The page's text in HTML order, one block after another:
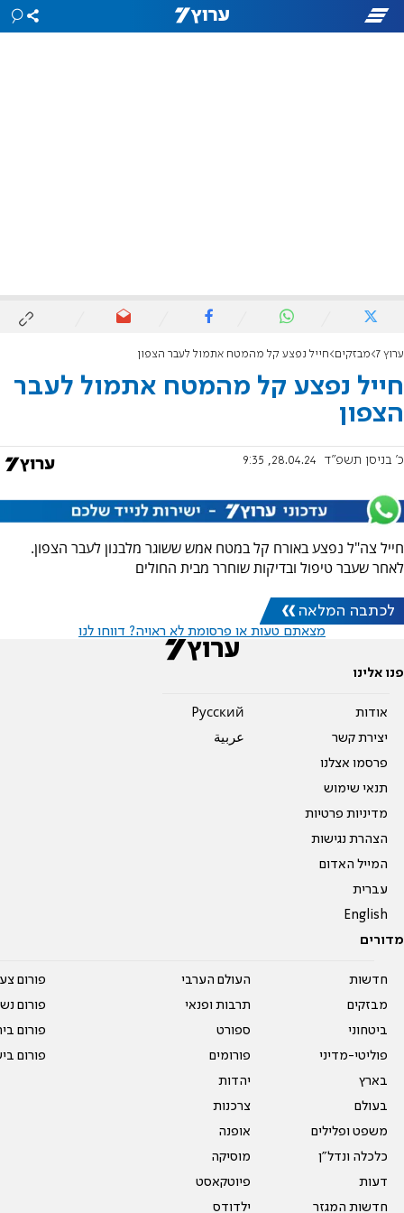
ערוץ 7 מבזקים חייל נפצע קל מהמטח אתמול לעבר הצפון
חייל נפצע קל מהמטח אתמול לעבר
הצפון
כ' בניסן תשפ"ד 28.04.24, 9:35
חייל צה"ל נפצע באורח קל במטח אמש ששוגר מלבנון לעבר הצפון.
לאחר שעבר טיפול ובדיקות שוחרר מבית החולים
לכתבה המלאה
מצאתם טעות או פרסומת לא ראויה? דווחו לנו
פנו אלינו
אודות
יצירת קשר
פרסמו אצלנו
תנאי שימוש
מדיניות פרטיות
הצהרת נגישות
המייל האדום
עברית
English
Pусский
عربية
מדורים
חדשות
מבזקים
ביטחוני
פוליטי-מדיני
בארץ
בעולם
משפט ופלילים
כלכלה ונדל"ן
דעות
חדשות המגזר
העולם הערבי
תרבות ופנאי
ספורט
פורומים
יהדות
צרכנות
אופנה
מוסיקה
פיוטקאסט
ילדודס
פורום
פורום
פורום
פורום